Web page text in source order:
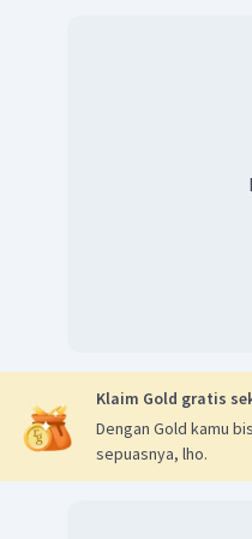
Klaim Gold gratis
Dengan Gold kamu
sepuasnya, lho.